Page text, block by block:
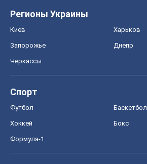
Регионы Украины
Киев Харьков
Запорожье Днепр
Черкассы
Спорт
Футбол Баскетбол
Хоккей Бокс
Формула-1